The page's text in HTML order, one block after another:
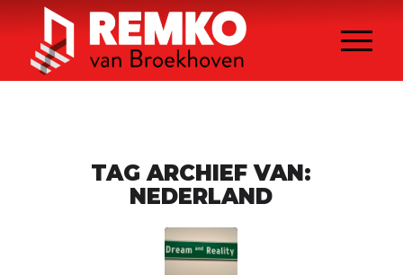
TAG ARCHIEF VAN:
NEDERLAND